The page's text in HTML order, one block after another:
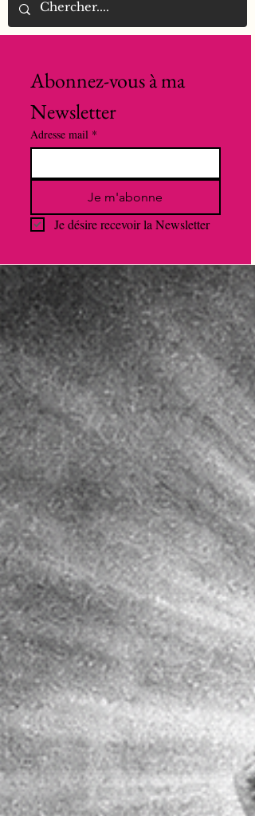
Abonnez-vous à ma
Newsletter
Adresse mail *
Je m'abonne
Je désire recevoir la Newsletter